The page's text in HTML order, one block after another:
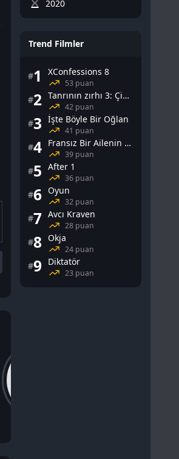
2020
Trend Filmler
#1 XConfessions 8
53 puan
#2 Tanrının zırhı 3: Çin Falı
42 puan
#3 İşte Böyle Bir Oğlan
41 puan
#4 Fransız Bir Ailenin Cinsel Yaşamı
39 puan
#5 After 1
36 puan
#6 Oyun
32 puan
#7 Avcı Kraven
28 puan
#8 Okja
24 puan
#9 Diktatör
23 puan